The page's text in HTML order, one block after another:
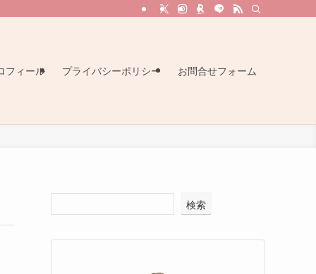
フィール プライバシーポリシー お問合せフォーム
検索